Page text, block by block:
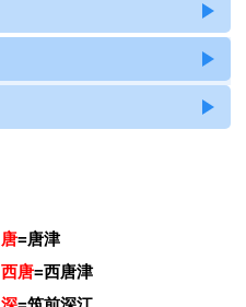
唐=唐津
西唐=西唐津